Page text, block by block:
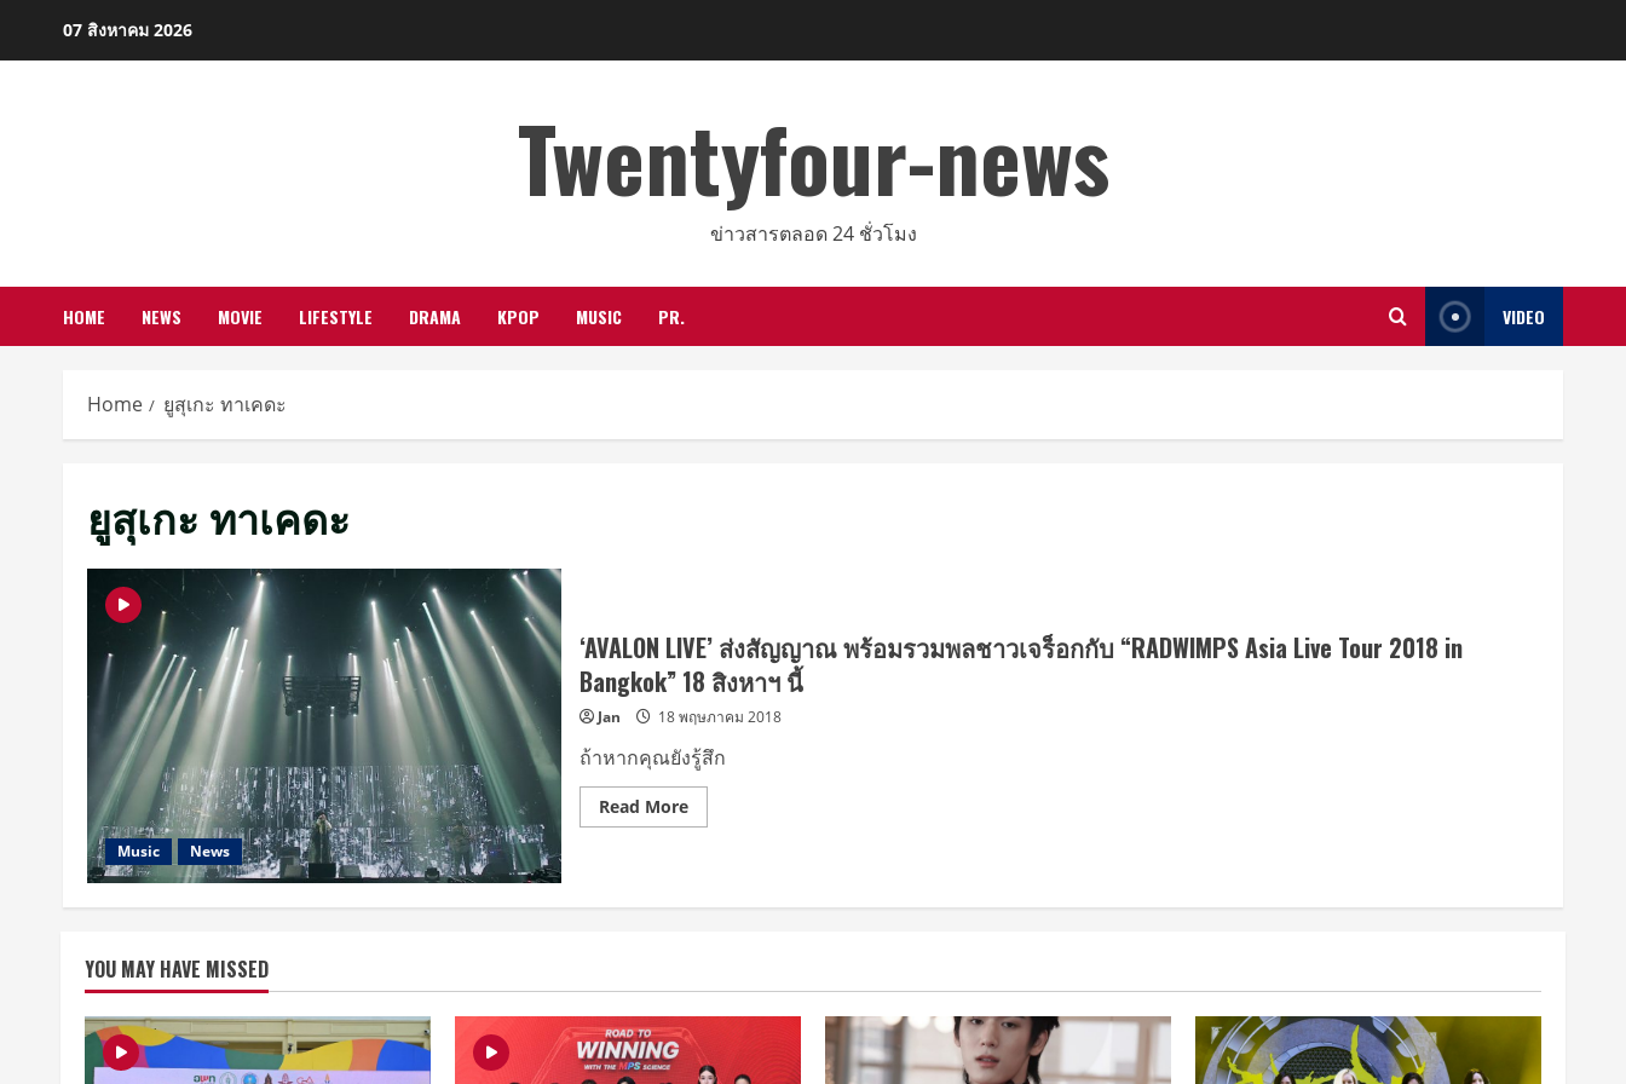
07 สิงหาคม 2026
Twentyfour-news
ข่าวสารตลอด 24 ชั่วโมง
HOME NEWS MOVIE LIFESTYLE DRAMA KPOP MUSIC PR. VIDEO
Home ยูสุเกะ ทาเคดะ
ยูสุเกะ ทาเคดะ
Music News
‘AVALON LIVE’ ส่งสัญญาณ พร้อมรวมพลชาวเจร็อกกับ “RADWIMPS Asia Live Tour 2018 in
Bangkok” 18 สิงหาฯ นี้
Jan 18 พฤษภาคม 2018
ถ้าหากคุณยังรู้สึก
Read MoreRead
more
สัญญาณ
เจ
อก
กับ
“RADWIMPS
Asia
YOU MAY HAVE MISSED